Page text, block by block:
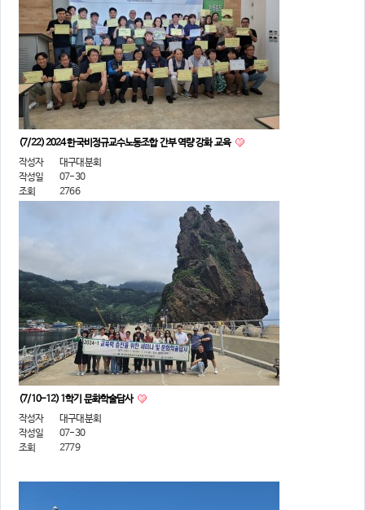
(7/22) 2024 한국비정규교수노동조합 간부 역량 강화 교육
작성자
대구대분회
작성일
07-30
조회
2766
(7/10-12) 1학기 문화학술답사
작성자
대구대분회
작성일
07-30
조회
2779